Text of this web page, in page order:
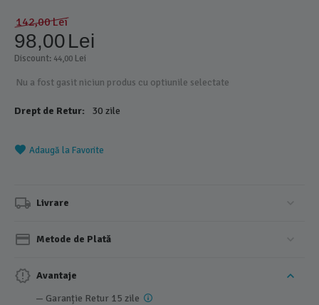
142,00Lei
98,00Lei
Discount: 44,00 Lei
Nu a fost gasit niciun produs cu optiunile selectate
Drept de Retur: 30 zile
Adaugă la Favorite
Livrare
Metode de Plată
Avantaje
— Garanție Retur 15 zile